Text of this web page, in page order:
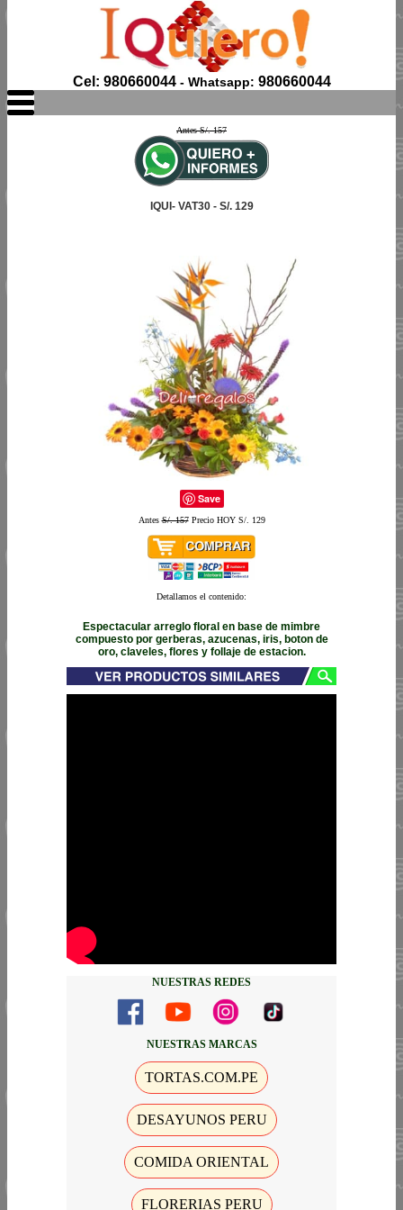
Cel: 980660044- Whatsapp: 980660044
Antes S/. 157
IQUI- VAT30 - S/. 129
Save
AntesS/. 157Precio HOY S/. 129
Detallamos el contenido:
Espectacular arreglo floral en base de mimbre
compuesto por gerberas, azucenas, iris, boton de
oro, claveles, flores y follaje de estacion.
NUESTRAS REDES
NUESTRAS MARCAS
TORTAS.COM.PE
DESAYUNOS PERU
COMIDA ORIENTAL
FLORERIAS PERU